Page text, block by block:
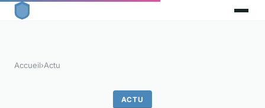
Accueil›Actu
ACTU